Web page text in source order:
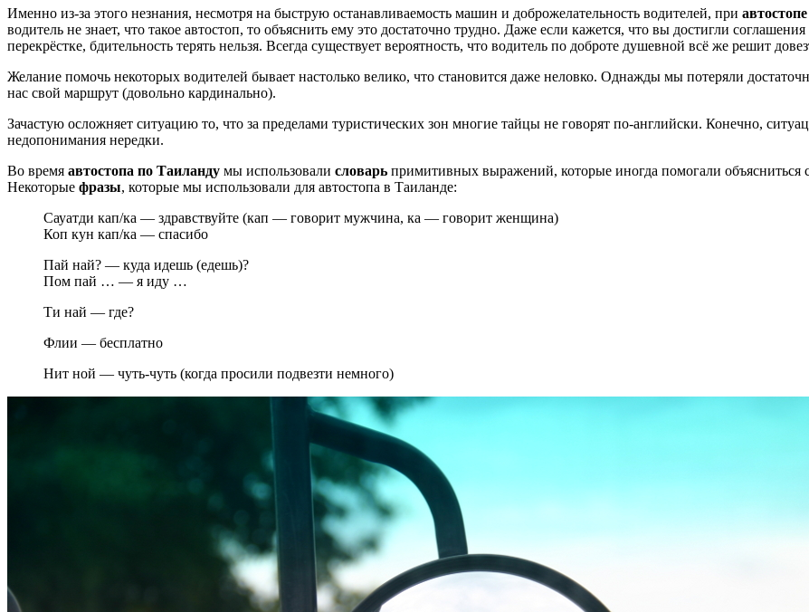
Именно из-за этого незнания, несмотря на быструю останавливаемость машин и доброжелательность водителей, при
водитель не знает, что такое автостоп, то объяснить ему это достаточно трудно. Даже если кажется, что вы достигли
перекрёстке, бдительность терять нельзя. Всегда существует вероятность, что водитель по доброте душевной всё же решит
Желание помочь некоторых водителей бывает настолько велико, что становится даже неловко. Однажды мы потеряли
нас свой маршрут (довольно кардинально).
Зачастую осложняет ситуацию то, что за пределами туристических зон многие тайцы не говорят по-английски. Конечно,
недопонимания нередки.
Во время автостопа по Таиланду мы использовали словарь примитивных выражений, которые иногда помогали
Некоторые фразы, которые мы использовали для автостопа в Таиланде:
Сауатди кап/ка — здравствуйте (кап — говорит мужчина, ка — говорит женщина)
Коп кун кап/ка — спасибо
Пай най? — куда идешь (едешь)?
Пом пай … — я иду …
Ти най — где?
Флии — бесплатно
Нит ной — чуть-чуть (когда просили подвезти немного)